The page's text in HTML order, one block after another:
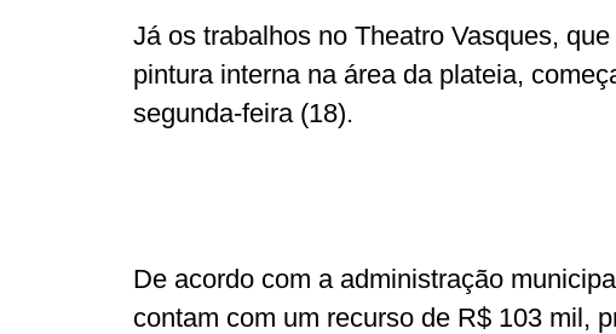
Já os trabalhos no Theatro Vasques,
pintura interna na área da plateia,
segunda-feira (18).
De acordo com a administração
contam com um recurso de R$ 103 mil,